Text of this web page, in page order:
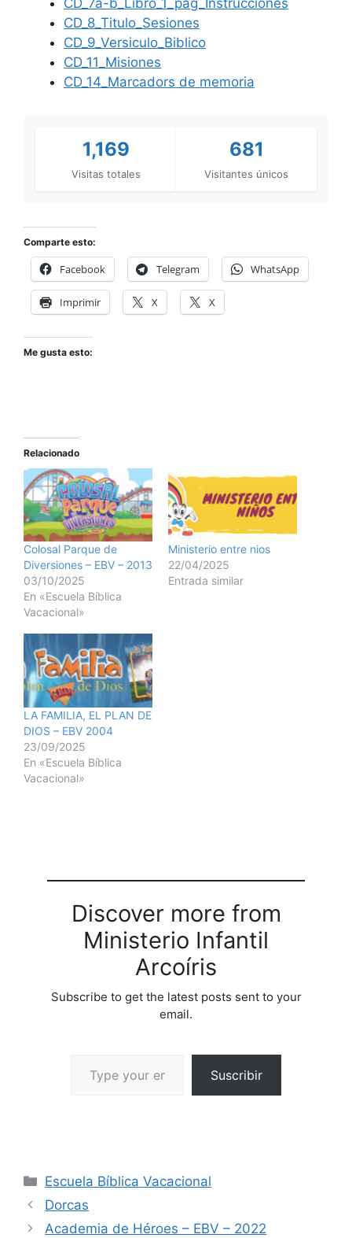
CD_8_Titulo_Sesiones
CD_9_Versiculo_Biblico
CD_11_Misiones
CD_14_Marcadors de memoria
1,169
Visitas totales
681
Visitantes únicos
Comparte esto:
Facebook Telegram WhatsApp
Imprimir X X
Me gusta esto:
Relacionado
Colosal Parque de
Diversiones – EBV – 2013
03/10/2025
En «Escuela Bíblica
Vacacional»
Ministerio entre nios
22/04/2025
Entrada similar
LA FAMILIA, EL PLAN DE
DIOS – EBV 2004
23/09/2025
En «Escuela Bíblica
Vacacional»
Discover more from
Ministerio Infantil
Arcoíris
Subscribe to get the latest posts sent to your
email.
Suscribir
Escuela Bíblica Vacacional
Dorcas
Academia de Héroes – EBV – 2022